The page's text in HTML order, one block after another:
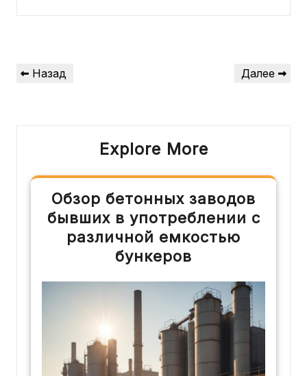
по
Предыдущая
Назад
Следующая
Далее
Explore More
Обзор бетонных заводов
бывших в употреблении с
различной емкостью
бункеров